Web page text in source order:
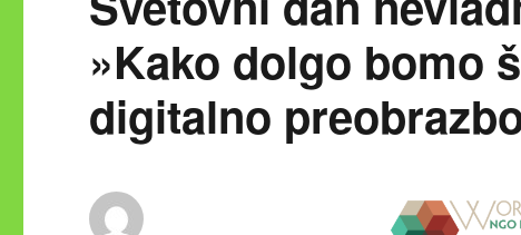
»Kako dolgo bomo
digitalno